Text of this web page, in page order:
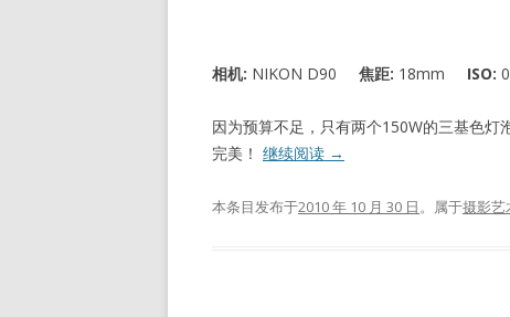
相机: NIKON D90 焦距: 18mm ISO:
因为预算不足，只有两个150W的三基色
完美！ 继续阅读 →
本条目发布于2010 年 10 月 30 日。属于摄影艺